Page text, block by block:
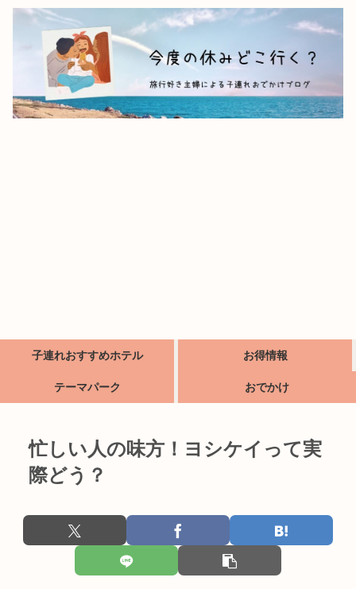
子連れおすすめホテル お得情報
テーマパーク おでかけ
忙しい人の味方！ヨシケイって実
際どう？